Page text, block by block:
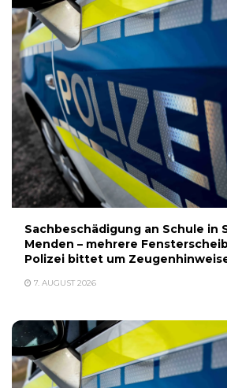
Sachbeschädigung an Schule in
Menden – mehrere
Polizei bittet um
7. AUGUST 2026